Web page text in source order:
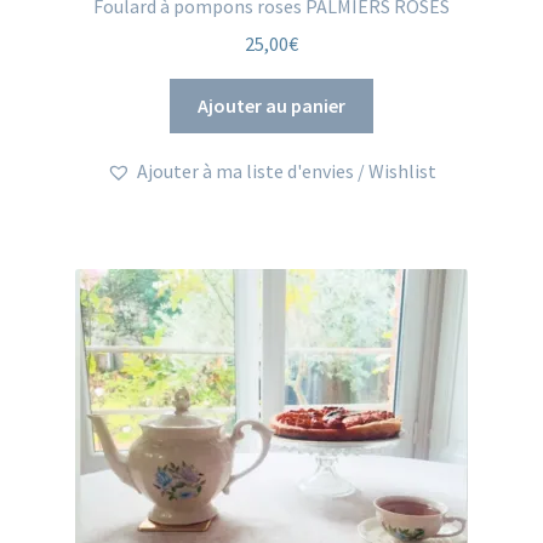
Foulard à pompons roses PALMIERS ROSES
25,00€
Ajouter au panier
Ajouter à ma liste d'envies / Wishlist